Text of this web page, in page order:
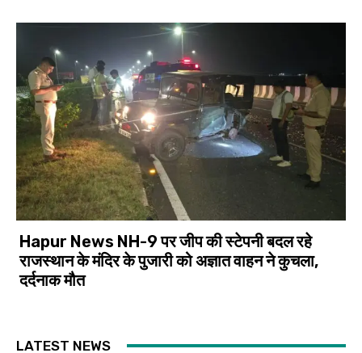
Hapur News NH-9 पर जीप की स्टेपनी बदल रहे
राजस्थान के मंदिर के पुजारी को अज्ञात वाहन ने कुचला,
दर्दनाक मौत
LATEST NEWS